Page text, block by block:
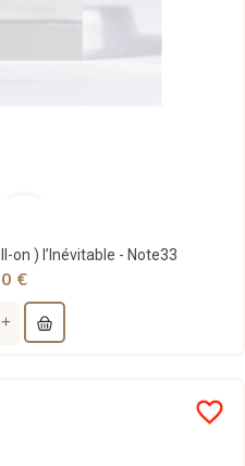
on ) l’Inévitable - Note33
€
favorite_border